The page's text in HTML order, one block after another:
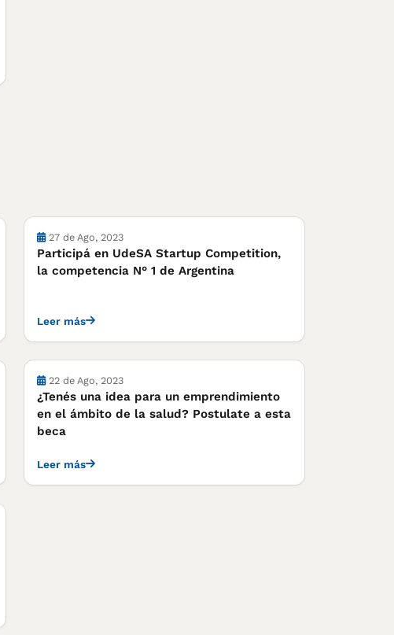
Cursos, concursos y becas
27 de Ago, 2023
Participá en UdeSA Startup Competition,
la competencia N° 1 de Argentina
Leer más
Cursos, concursos y becas
22 de Ago, 2023
¿Tenés una idea para un emprendimiento
en el ámbito de la salud? Postulate a esta
beca
Leer más